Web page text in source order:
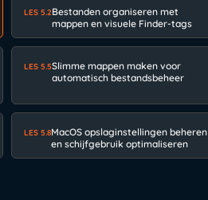
LES 5.2Bestanden organiseren met
mappen en visuele Finder-tags
LES 5.5Slimme mappen maken voor
automatisch bestandsbeheer
LES 5.8MacOS opslaginstellingen beheren
en schijfgebruik optimaliseren